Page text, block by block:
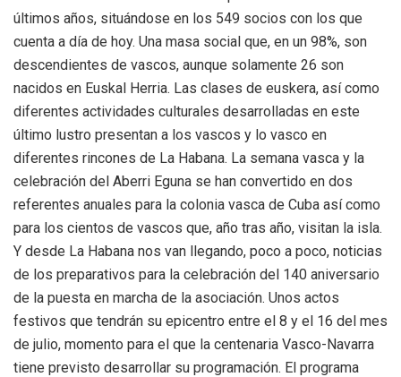
últimos años, situándose en los 549 socios con los que
cuenta a día de hoy. Una masa social que, en un 98%, son
descendientes de vascos, aunque solamente 26 son
nacidos en Euskal Herria. Las clases de euskera, así como
diferentes actividades culturales desarrolladas en este
último lustro presentan a los vascos y lo vasco en
diferentes rincones de La Habana. La semana vasca y la
celebración del Aberri Eguna se han convertido en dos
referentes anuales para la colonia vasca de Cuba así como
para los cientos de vascos que, año tras año, visitan la isla.
Y desde La Habana nos van llegando, poco a poco, noticias
de los preparativos para la celebración del 140 aniversario
de la puesta en marcha de la asociación. Unos actos
festivos que tendrán su epicentro entre el 8 y el 16 del mes
de julio, momento para el que la centenaria Vasco-Navarra
tiene previsto desarrollar su programación. El programa